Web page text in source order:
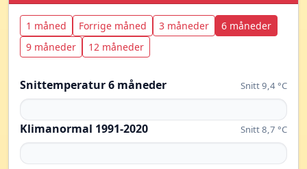
1 måned Forrige måned 3 måneder
6 måneder
9 måneder
12 måneder
Snittemperatur 6 måneder Snitt 9,4 °C
Klimanormal 1991-2020 Snitt 8,7 °C